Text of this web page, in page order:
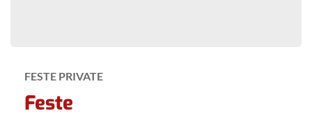
FESTE PRIVATE
Feste